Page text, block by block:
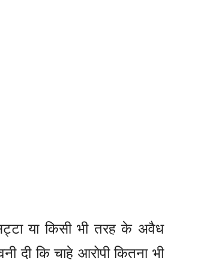
या किसी भी तरह के अवैध
दी कि चाहे आरोपी कितना भी